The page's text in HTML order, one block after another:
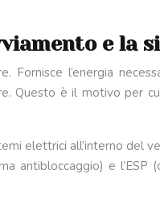
e la
Fornisce l’energia
Questo è il motivo
elettrici all’interno
antibloccaggio) e